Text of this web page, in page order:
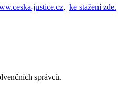
justice.cz, ke stažení zde.
správců.